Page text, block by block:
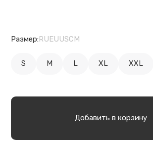
Размер:RUEUUSCM
S M L XL XXL
Добавить в корзину